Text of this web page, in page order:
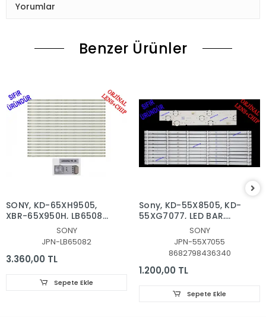
Yorumlar
Benzer Ürünler
SONY, KD-65XH9505,
XBR-65X950H, LB65082
V0_05, LED BAR
BACKLIGHT, PANEL
SONY
JPN-LB65082
3.360,00 TL
Sepete Ekle
Sony, KD-55X8505, KD-
55XG7077, LED BAR,
BACKLIGHT,
00727A
SONY
JPN-55X7055
8682798436340
1.200,00 TL
Sepete Ekle